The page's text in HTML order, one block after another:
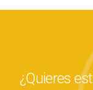
¿Quieres